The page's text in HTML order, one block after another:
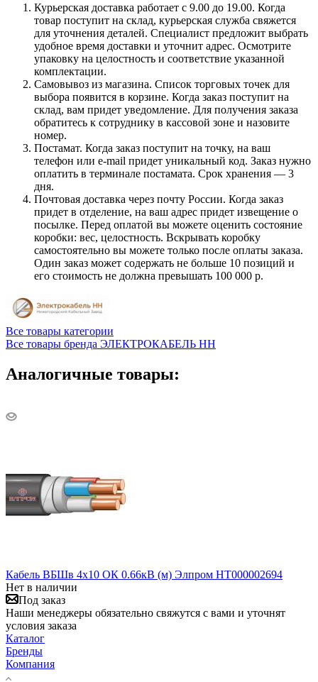
Курьерская доставка работает с 9.00 до 19.00. Когда
товар поступит на склад, курьерская служба свяжется
для уточнения деталей. Специалист предложит выбрать
удобное время доставки и уточнит адрес. Осмотрите
упаковку на целостность и соответствие указанной
комплектации.
Самовывоз из магазина. Список торговых точек для
выбора появится в корзине. Когда заказ поступит на
склад, вам придет уведомление. Для получения заказа
обратитесь к сотруднику в кассовой зоне и назовите
номер.
Постамат. Когда заказ поступит на точку, на ваш
телефон или e-mail придет уникальный код. Заказ нужно
оплатить в терминале постамата. Срок хранения — 3
дня.
Почтовая доставка через почту России. Когда заказ
придет в отделение, на ваш адрес придет извещение о
посылке. Перед оплатой вы можете оценить состояние
коробки: вес, целостность. Вскрывать коробку
самостоятельно вы можете только после оплаты заказа.
Один заказ может содержать не больше 10 позиций и
его стоимость не должна превышать 100 000 р.
Все товары категории
Все товары бренда ЭЛЕКТРОКАБЕЛЬ НН
Аналогичные товары:
Кабель ВБШв 4х10 ОК 0.66кВ (м) Элпром НТ000002694
Нет в наличии
Под заказ
Наши менеджеры обязательно свяжутся с вами и уточнят
условия заказа
Каталог
Бренды
Компания